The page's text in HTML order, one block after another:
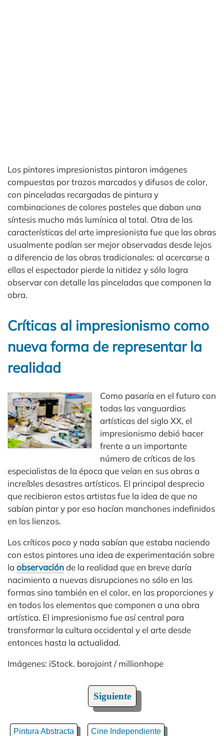
Los pintores impresionistas pintaron imágenes
compuestas por trazos marcados y difusos de color,
con pinceladas recargadas de pintura y
combinaciones de colores pasteles que daban una
síntesis mucho más lumínica al total. Otra de las
características del arte impresionista fue que las obras
usualmente podían ser mejor observadas desde lejos
a diferencia de las obras tradicionales: al acercarse a
ellas el espectador pierde la nitidez y sólo logra
observar con detalle las pinceladas que componen la
obra.
Críticas al impresionismo como
nueva forma de representar la
realidad
Como pasaría en el futuro con
todas las vanguardias
artísticas del siglo XX, el
impresionismo debió hacer
frente a un importante
número de críticas de los
especialistas de la época que veían en sus obras a
increíbles desastres artísticos. El principal desprecio
que recibieron estos artistas fue la idea de que no
sabían pintar y por eso hacían manchones indefinidos
en los lienzos.
Los críticos poco y nada sabían que estaba naciendo
con estos pintores una idea de experimentación sobre
la observaciónde la realidad que en breve daría
nacimiento a nuevas disrupciones no sólo en las
formas sino también en el color, en las proporciones y
en todos los elementos que componen a una obra
artística. El impresionismo fue así central para
transformar la cultura occidental y el arte desde
entonces hasta la actualidad.
Imágenes: iStock. borojoint / millionhope
Siguiente
Pintura Abstracta Cine Independiente